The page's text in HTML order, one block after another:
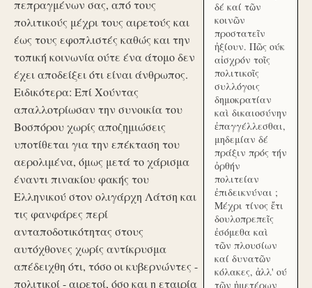
πεπραγμένων σας, από τους
πολιτικούς μέχρι τους αιρετούς και
έως τους εφοπλιστές καθώς και την
τοπική κοινωνία ούτε ένα άτομο δεν
έχει αποδείξει ότι είναι άνθρωπος.
Ειδικότερα: Επί Χούντας
απαλλοτρίωσαν την συνοικία του
Βοσπόρου χωρίς αποζημιώσεις
υποτίθεται για την επέκταση του
αερολιμένα, όμως μετά το χάρισμα
έναντι πινακίου φακής του
Ελληνικού στον ολιγάρχη Λάτση και
τις φανφάρες περί
ανταποδοτικότητας στους
αυτόχθονες χωρίς αντίκρυσμα
απέδειχθη ότι, τόσο οι κυβερνώντες -
πολιτικοί - αιρετοί, όσο και η εταιρία
δέ καί τῶν
κοινῶν
προστατεῖν
ἠξίουν. Πῶς ούκ
αἰσχρόν τοῖς
πολιτικοῖς
συλλόγοις
δημοκρατίαν
καὶ δικαιοσύνην
ἐπαγγέλλεσθαι,
μηδεμίαν δέ
πράξιν πρός τήν
ὀρθήν
πολιτείαν
ἐπιδεικνύναι ;
Μέχρι τίνος ἔτι
δουλοπρεπεῖς
ἐσόμεθα καὶ
τῶν πλουσίων
καί δυνατῶν
κόλακες, ἀλλ' ού
τῶν ἡμετέρων